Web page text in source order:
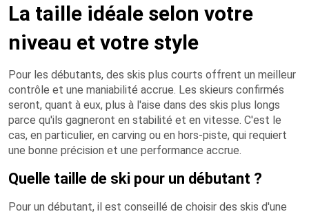
La taille idéale selon votre
niveau et votre style
Pour les débutants, des skis plus courts offrent un meilleur
contrôle et une maniabilité accrue. Les skieurs confirmés
seront, quant à eux, plus à l'aise dans des skis plus longs
parce qu'ils gagneront en stabilité et en vitesse. C'est le
cas, en particulier, en carving ou en hors-piste, qui requiert
une bonne précision et une performance accrue.
Quelle taille de ski pour un débutant ?
Pour un débutant, il est conseillé de choisir des skis d'une